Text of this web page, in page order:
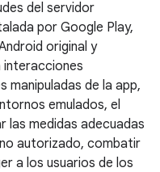
del servidor
por Google Play,
original y
manipuladas de la app,
emulados, el
las medidas adecuadas
autorizado, combatir
a los usuarios de los